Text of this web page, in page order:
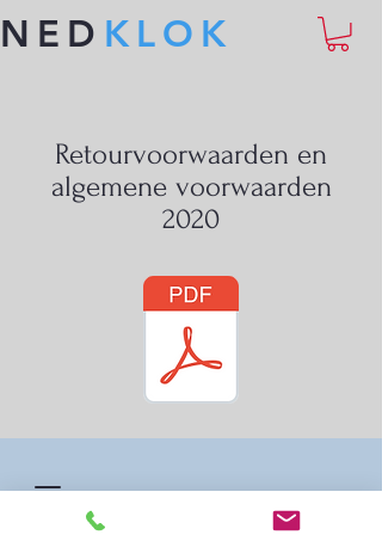
NED KLOK
Retourvoorwaarden en
algemene voorwaarden
2020